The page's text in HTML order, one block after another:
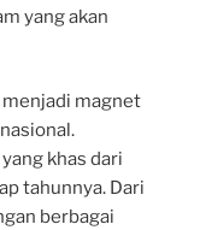
yang akan
magnet
khas dari
tahunnya. Dari
berbagai